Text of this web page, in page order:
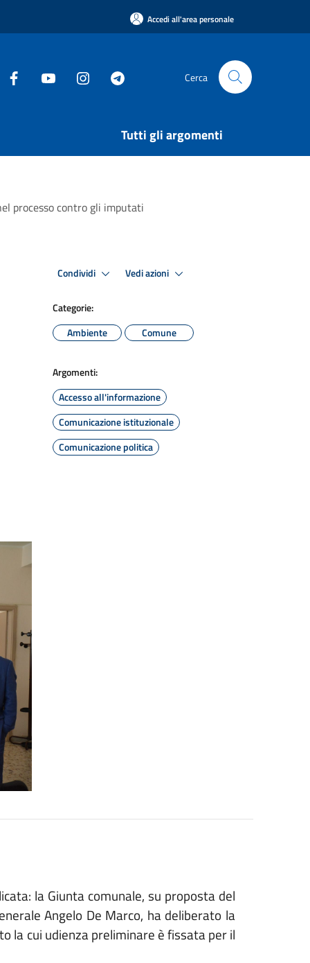
Accedi all'area personale
Cerca
Tutti gli argomenti
processo contro gli imputati
Condividi Vedi azioni
Categorie:
Ambiente
Comune
Argomenti:
Accesso all'informazione
Comunicazione istituzionale
Comunicazione politica
la Giunta comunale, su proposta del
Angelo De Marco, ha deliberato la
la cui udienza preliminare è fissata per il